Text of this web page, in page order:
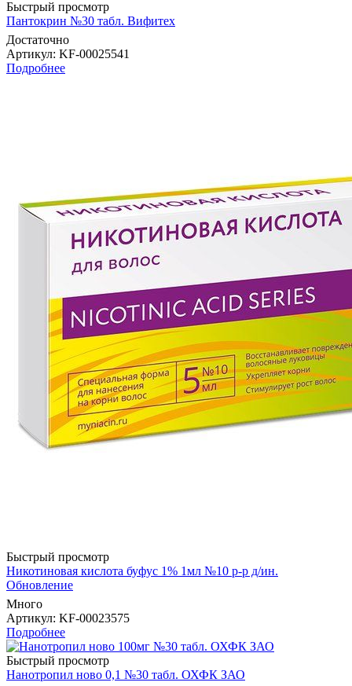
Быстрый просмотр
Пантокрин №30 табл. Вифитех
Достаточно
Артикул: KF-00025541
Подробнее
Быстрый просмотр
Никотиновая кислота буфус 1% 1мл №10 р-р д/ин.
Обновление
Много
Артикул: KF-00023575
Подробнее
Быстрый просмотр
Нанотропил ново 0,1 №30 табл. ОХФК ЗАО